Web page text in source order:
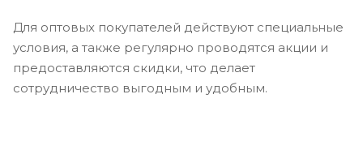
Для оптовых покупателей действуют специальные
условия, а также регулярно проводятся акции и
предоставляются скидки, что делает
сотрудничество выгодным и удобным.